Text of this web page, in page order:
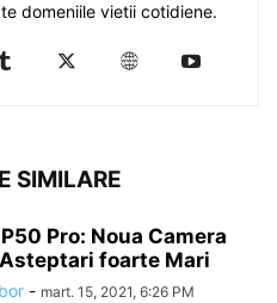
domeniile vietii cotidiene.
SIMILARE
Pro: Noua Camera
foarte Mari
- mart. 15, 2021, 6:26 PM